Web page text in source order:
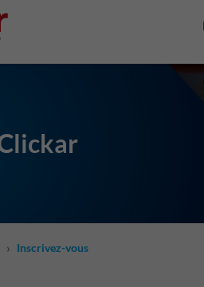
› Inscrivez-vous